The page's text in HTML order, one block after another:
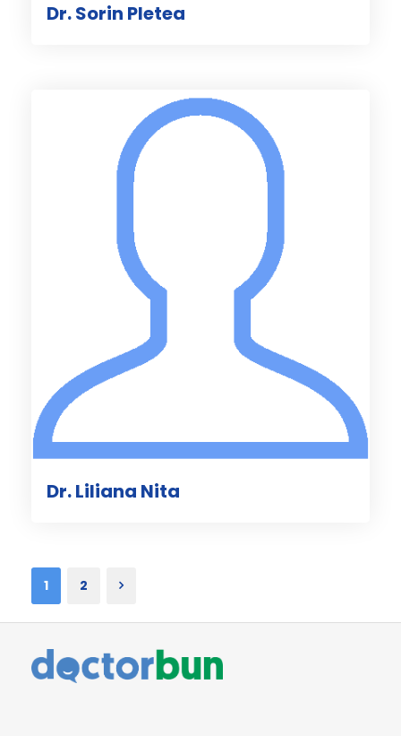
Dr. Sorin Pletea
Dr. Liliana Nita
1 2